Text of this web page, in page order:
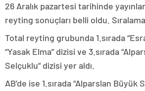
26 Aralık pazartesi tarihinde
reyting sonuçları belli oldu.
Total reyting grubunda 1.sırada
“Yasak Elma” dizisi ve 3.sırada
Selçuklu” dizisi yer aldı.
AB’de ise 1.sırada “Alparslan Büyük